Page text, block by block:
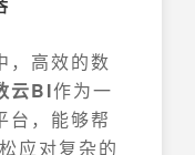
，高效的数
云BI作为一
台，能够帮
应对复杂的